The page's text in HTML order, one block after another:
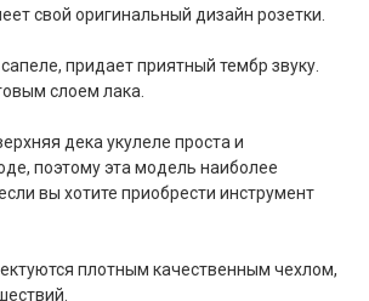
свой оригинальный дизайн розетки.
придает приятный тембр звуку.
слоем лака.
дека укулеле проста и
поэтому эта модель наиболее
вы хотите приобрести инструмент
плотным качественным чехлом,